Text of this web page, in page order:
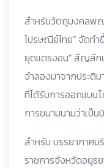
สำหรับวัตถุมงคลพ
ไปรษณีย์ไทย” จัดท
ยุดแตรงอน” สัญลั
จำลองมาจากประติ
ที่ได้รับการออกแบบ
การขนามนามว่าเป็
สำหรับ บรรยากาศ
ราชการจังหวัดอยุธ